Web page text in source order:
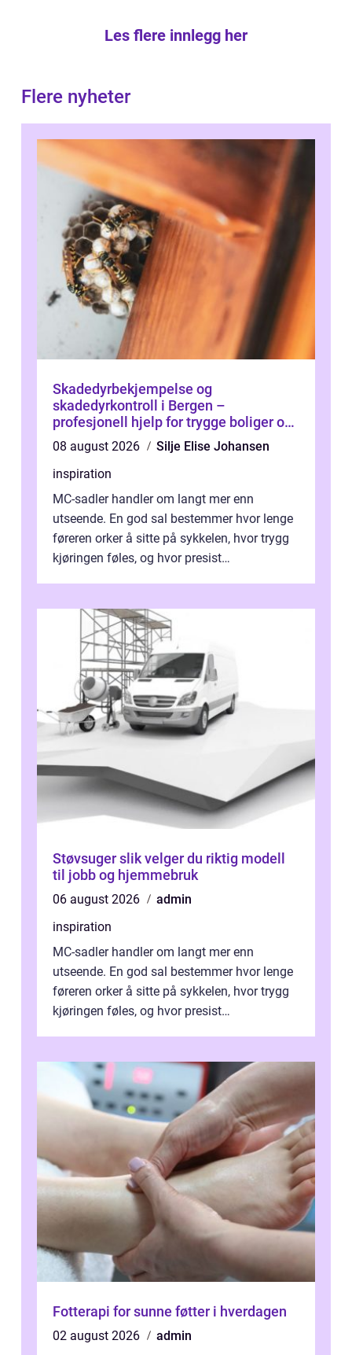
Les flere innlegg her
Flere nyheter
Skadedyrbekjempelse og
skadedyrkontroll i Bergen –
profesjonell hjelp for trygge boliger og
bygg
08 august 2026
Silje Elise Johansen
inspiration
MC-sadler handler om langt mer enn
utseende. En god sal bestemmer hvor lenge
føreren orker å sitte på sykkelen, hvor trygg
kjøringen føles, og hvor presist
Støvsuger slik velger du riktig modell
til jobb og hjemmebruk
06 august 2026
admin
inspiration
MC-sadler handler om langt mer enn
utseende. En god sal bestemmer hvor lenge
føreren orker å sitte på sykkelen, hvor trygg
kjøringen føles, og hvor presist
Fotterapi for sunne føtter i hverdagen
02 august 2026
admin